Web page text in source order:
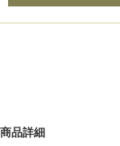
商品詳細